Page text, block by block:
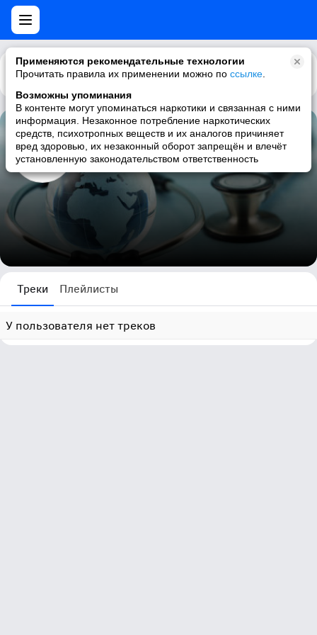
Применяются рекомендательные технологии
Прочитать правила их применении можно по ссылке
Возможны упоминания
В контенте могут упоминаться наркотики и связанная с ними
информация. Незаконное потребление наркотических
средств, психотропных веществ и их аналогов причиняет
вред здоровью, их незаконный оборот запрещён и влечёт
установленную законодательством ответственность
Каталог Рекомендации
abih www.abih.ru
0 треков
Треки Плейлисты
У пользователя нет треков